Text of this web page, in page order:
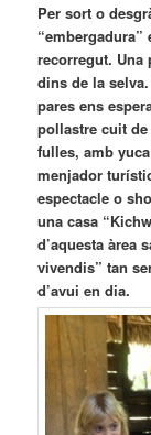
Per sort o
recorregut. Una
dins de la
pares ens
pollastre cuit
fulles, amb
menjador
espectacle o
una casa
d’aquesta àrea
vivendis” tan
d’avui en dia.